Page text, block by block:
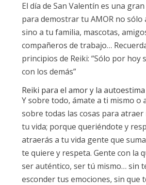
El día de San Valentín es una
para demostrar tu AMOR no sólo
sino a tu familia, mascotas,
compañeros de trabajo…
principios de Reiki: “Sólo por hoy
con los demás”
Reiki para el amor y la autoestima
Y sobre todo, ámate a ti mismo o
sobre todas las cosas para atraer
tu vida; porque queriéndote y
atraerás a tu vida gente que
te quiere y respeta. Gente con la
ser auténtico, ser tú mismo… sin
esconder tus emociones, sin que